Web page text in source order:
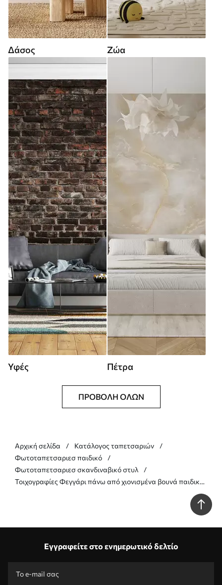
Δάσος Ζώα
Υφές Πέτρα
ΠΡΟΒΟΛΉ ΌΛΩΝ
Αρχική σελίδα
Κατάλογος ταπετσαριών
Φωτοταπετσαριεσ παιδικό
Φωτοταπετσαριεσ σκανδιναβικό στυλ
Τοιχογραφίες Φεγγάρι πάνω από χιονισμένα βουνά παιδική
Εγγραφείτε στο ενημερωτικό δελτίο